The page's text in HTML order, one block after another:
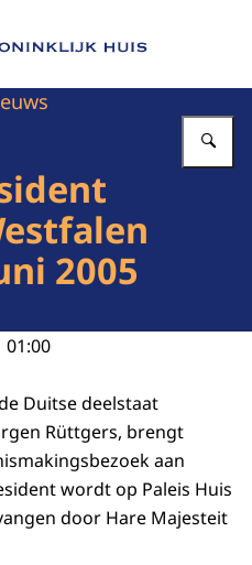
van Het Koninklijk Huis
2005
01:00
Duitse deelstaat
Rüttgers, brengt
aan
wordt op Paleis Huis
door Hare Majesteit